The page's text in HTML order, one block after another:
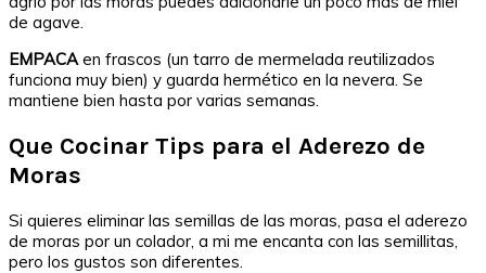
de agave.
EMPACAen frascos (un tarro de mermelada reutilizados
funciona muy bien) y guarda hermético en la nevera. Se
mantiene bien hasta por varias semanas.
Que Cocinar Tips para el Aderezo de
Moras
Si quieres eliminar las semillas de las moras, pasa el aderezo
de moras por un colador, a mi me encanta con las semillitas,
pero los gustos son diferentes.